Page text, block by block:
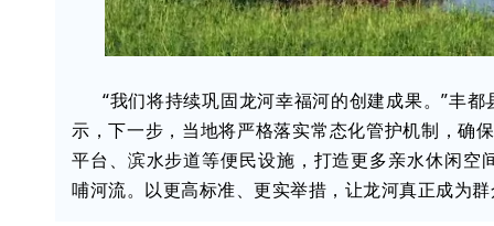
“我们将持续巩固龙河幸福河的创建成果。”丰
示，下一步，当地将严格落实常态化管护机制，确
平台、滨水步道等便民设施，打造更多亲水休闲
哺河流。以更高标准、更实举措，让龙河真正成为